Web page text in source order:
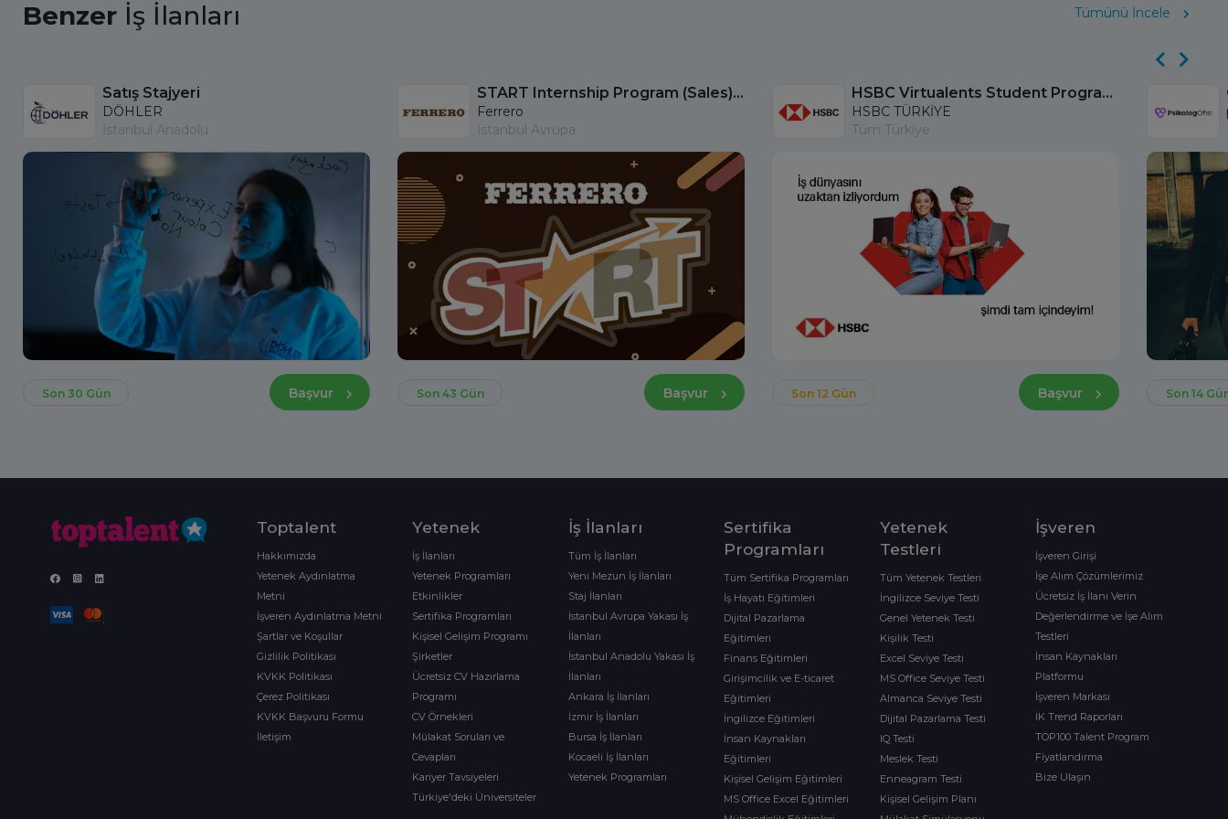
Benzer İş İlanları Tümünü İncele
Satış Stajyeri
DÖHLER
İstanbul Anadolu
Son 30 Gün Başvur
START Internship Program (Sales) - Istanbul
Ferrero
İstanbul Avrupa
Son 43 Gün Başvur
HSBC Virtualents Student Program bu sene de devam ediyor!
HSBC TÜRKİYE
Tüm Türkiye
Son 12 Gün Başvur Son 14
Toptalent
Hakkımızda
Yetenek Aydınlatma
Metni
İşveren Aydınlatma Metni
Şartlar ve Koşullar
Gizlilik Politikası
KVKK Politikası
Çerez Politikası
KVKK Başvuru Formu
İletişim
Yetenek
İş İlanları
Yetenek Programları
Etkinlikler
Sertifika Programları
Kişisel Gelişim Programı
Şirketler
Ücretsiz CV Hazırlama
Programı
CV Örnekleri
Mülakat Soruları ve
Cevapları
Kariyer Tavsiyeleri
Türkiye'deki Üniversiteler
İş İlanları
Tüm İş İlanları
Yeni Mezun İş İlanları
Staj İlanları
İstanbul Avrupa Yakası İş
İlanları
İstanbul Anadolu Yakası İş
İlanları
Ankara İş İlanları
İzmir İş İlanları
Bursa İş İlanları
Kocaeli İş İlanları
Yetenek Programları
Sertifika
Programları
Tüm Sertifika Programları
İş Hayatı Eğitimleri
Dijital Pazarlama
Eğitimleri
Finans Eğitimleri
Girişimcilik ve E-ticaret
Eğitimleri
İngilizce Eğitimleri
İnsan Kaynakları
Eğitimleri
Kişisel Gelişim Eğitimleri
MS Office Excel Eğitimleri
Yetenek
Testleri
Tüm Yetenek Testleri
İngilizce Seviye Testi
Genel Yetenek Testi
Kişilik Testi
Excel Seviye Testi
MS Office Seviye Testi
Almanca Seviye Testi
Dijital Pazarlama Testi
IQ Testi
Meslek Testi
Enneagram Testi
Kişisel Gelişim Planı
İşveren
İşveren Girişi
İşe Alım Çözümlerimiz
Ücretsiz İş İlanı Verin
Değerlendirme ve İşe Alım
Testleri
İnsan Kaynakları
Platformu
İşveren Markası
İK Trend Raporları
TOP100 Talent Program
Fiyatlandırma
Bize Ulaşın